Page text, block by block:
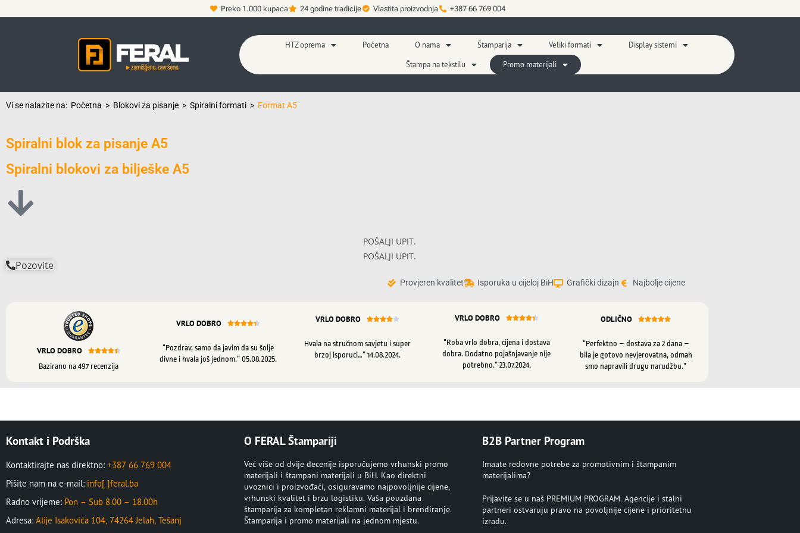
Preko 1.000 kupaca 24 godine tradicije Vlastita proizvodnja +387 66 769 004
HTZ oprema Početna O nama Štamparija Veliki formati
Display sistemi
Štampa na tekstilu
Promo materijali
Vi se nalazite na: Početna > Blokovi za pisanje > Spiralni formati > Format A5
Spiralni blok za pisanje A5
Spiralni blokovi za bilješke A5
Pozovite
POŠALJI UPIT.
POŠALJI UPIT.
Provjeren kvalitet Isporuka u cijeloj BiH Grafički dizajn Najbolje cijene
VRLO DOBRO 
Bazirano na 497 recenzija
VRLO DOBRO 
“Pozdrav, samo da javim da su šolje
divne i hvala još jednom.” 05.08.2025.
VRLO DOBRO 
Hvala na stručnom savjetu i super
brzoj isporuci…” 14.08.2024.
VRLO DOBRO 
“Roba vrlo dobra, cijena i dostava
dobra. Dodatno pojašnjavanje nije
potrebno.” 23.07.2024.
ODLIČNO 
“Perfektno – dostava za 2 dana –
bila je gotovo nevjerovatna, odmah
smo napravili drugu narudžbu.”
Kontakt i Podrška
Kontaktirajte nas direktno: +387 66 769 004
Pišite nam na e-mail: info[ ]feral.ba
Radno vrijeme: Pon – Sub 8.00 – 18.00h
Adresa: Alije Isakovića 104, 74264 Jelah, Tešanj
O FERAL Štampariji
Već više od dvije decenije isporučujemo vrhunski promo
materijali i štampani materijali u BiH. Kao direktni
uvoznici i proizvođači, osiguravamo najpovoljnije cijene,
vrhunski kvalitet i brzu logistiku. Vaša pouzdana
štamparija za kompletan reklamni materijal i brendiranje.
Štamparija i promo materijali na jednom mjestu.
B2B Partner Program
Imaate redovne potrebe za promotivnim i štampanim
materijalima?
Prijavite se u naš PREMIUM PROGRAM. Agencije i stalni
partneri ostvaruju pravo na povoljnije cijene i prioritetnu
izradu.